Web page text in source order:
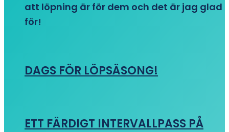
att löpning är för dem och det är jag glad
för!
DAGS FÖR LÖPSÄSONG!
ETT FÄRDIGT INTERVALLPASS PÅ